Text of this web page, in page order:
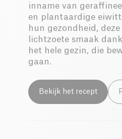
inname van
en plantaardige
hun gezondheid,
lichtzoete smaak
het hele gezin, die
gaan.
Bekijk het recept